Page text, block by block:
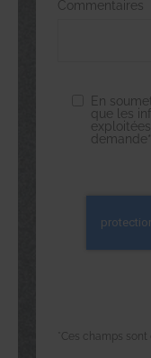
Commentaires
En
que les
demande*
*Ces champs